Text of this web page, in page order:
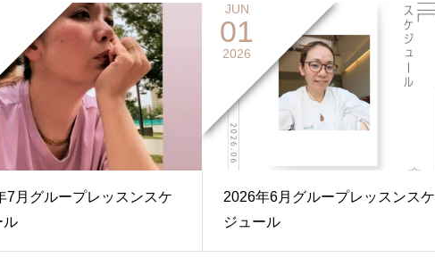
7月グループレッスンスケ
ル
JUN
01
2026
2026年6月グループレッスンスケ
ジュール